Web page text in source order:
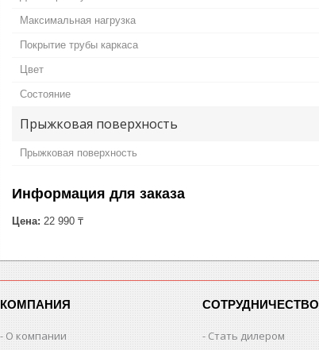
Максимальная нагрузка
Покрытие трубы каркаса
Цвет
Состояние
Прыжковая поверхность
Прыжковая поверхность
Информация для заказа
Цена: 22 990 ₸
КОМПАНИЯ
О компании
СОТРУДНИЧЕСТВО
Стать дилером